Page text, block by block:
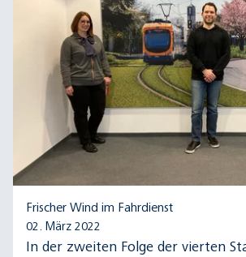
Frischer Wind im Fahrdienst
02. März 2022
In der zweiten Folge der vierten